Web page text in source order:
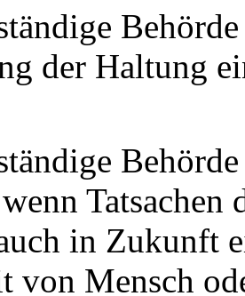
der Haltung
Tatsachen
in Zukunft
von Mensch